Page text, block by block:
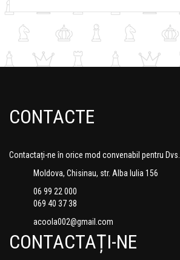
CONTACTE
Contactați-ne în orice mod convenabil pentru Dvs.
Moldova, Chisinau, str. Alba Iulia 156
06 99 22 000
069 40 37 38
acoola002@gmail.com
CONTACTAȚI-NE